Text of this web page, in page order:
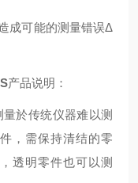
成可能的测量错误Δ
产品说明：
於传统仪器难以测
，需保持清结的零
透明零件也可以测